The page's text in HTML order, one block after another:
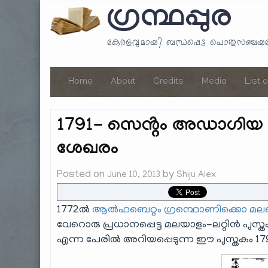
ഗ്രന്ഥപ്പുര
കേരളവുമായി ബന്ധപ്പെട്ട
Home About Credits Media List
1791- സെൻ്റം
ശേഖരം
Posted on June 10, 2013 by Shiju Alex
1772ൽആൽഫബെറ്റം ഗ്രന്ഥൊണിക്കൊ
വേറൊരു പ്രധാനപ്പെട്ട മലയാളം-ലറ്റിൻ
എന്ന പേരിൽ അറിയപ്പെടുന്ന ഈ പുസ്തകം